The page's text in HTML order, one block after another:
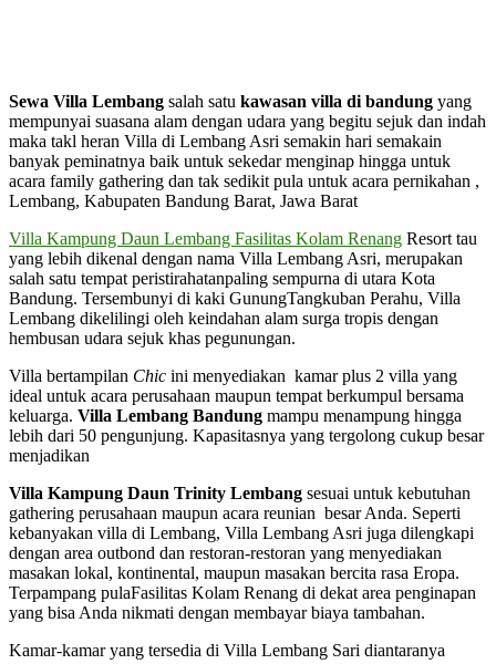
Sewa Villa Lembang salah satu kawasan villa di bandung yang
mempunyai suasana alam dengan udara yang begitu sejuk dan indah
maka takl heran Villa di Lembang Asri semakin hari semakain
banyak peminatnya baik untuk sekedar menginap hingga untuk
acara family gathering dan tak sedikit pula untuk acara pernikahan ,
Lembang, Kabupaten Bandung Barat, Jawa Barat
Villa Kampung Daun Lembang Fasilitas Kolam Renang Resort tau
yang lebih dikenal dengan nama Villa Lembang Asri, merupakan
salah satu tempat peristirahatanpaling sempurna di utara Kota
Bandung. Tersembunyi di kaki GunungTangkuban Perahu, Villa
Lembang dikelilingi oleh keindahan alam surga tropis dengan
hembusan udara sejuk khas pegunungan.
Villa bertampilan Chic ini menyediakan kamar plus 2 villa yang
ideal untuk acara perusahaan maupun tempat berkumpul bersama
keluarga. Villa Lembang Bandung mampu menampung hingga
lebih dari 50 pengunjung. Kapasitasnya yang tergolong cukup besar
menjadikan
Villa Kampung Daun Trinity Lembang sesuai untuk kebutuhan
gathering perusahaan maupun acara reunian besar Anda. Seperti
kebanyakan villa di Lembang, Villa Lembang Asri juga dilengkapi
dengan area outbond dan restoran-restoran yang menyediakan
masakan lokal, kontinental, maupun masakan bercita rasa Eropa.
Terpampang pulaFasilitas Kolam Renang di dekat area penginapan
yang bisa Anda nikmati dengan membayar biaya tambahan.
Kamar-kamar yang tersedia di Villa Lembang Sari diantaranya